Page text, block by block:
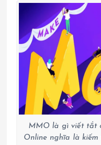
MMO là gì viết tắt
Online nghĩa là